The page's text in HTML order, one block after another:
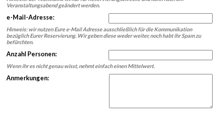
Veranstaltungsabend geändert werden.
e-Mail-Adresse:
Hinweis: wir nutzen Eure e-Mail Adresse ausschließlich für die Kommunikation
bezüglich Eurer Reservierung. Wir geben diese weder weiter, noch habt ihr Spam zu
befürchten.
Anzahl Personen:
Wenn ihr es nicht genau wisst, nehmt einfach einen Mittelwert.
Anmerkungen: